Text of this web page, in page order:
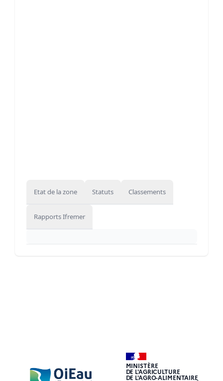
Etat de la zone Statuts Classements
Rapports Ifremer
MINISTÈRE
DE L'AGRICULTURE
DE L'AGRO-ALIMENTAIRE